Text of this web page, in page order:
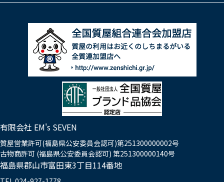
有限会社 EM's SEVEN
質屋営業許可(福島県公安委員会認可)第251300000002号
古物商許可 (福島県公安委員会認可) 第251300000140号
福島県郡山市富田東3丁目114番地